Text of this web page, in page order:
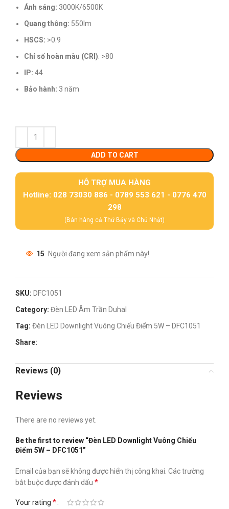
Ánh sáng: 3000K/6500K
Quang thông: 550lm
HSCS: >0.9
Chỉ số hoàn màu (CRI): >80
IP: 44
Bảo hành: 3 năm
ADD TO CART
HỖ TRỢ MUA HÀNG
Hotline: 028 73030 886 - 0789 553 621 - 0776 470
298
(Bán hàng cả Thứ Bảy và Chủ Nhật)
15 Người đang xem sản phẩm này!
SKU: DFC1051
Category: Đèn LED Âm Trần Duhal
Tag: Đèn LED Downlight Vuông Chiếu Điểm 5W – DFC1051
Share:
Reviews (0)
Reviews
There are no reviews yet.
Be the first to review “Đèn LED Downlight Vuông Chiếu
Điểm 5W – DFC1051”
Email của bạn sẽ không được hiển thị công khai. Các trường
bắt buộc được đánh dấu *
Your rating *